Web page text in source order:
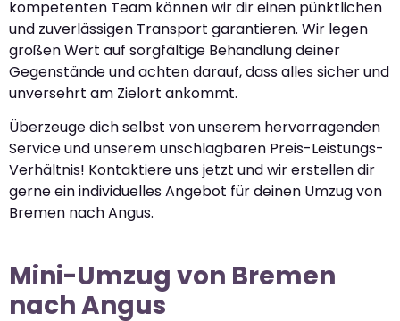
kompetenten Team können wir dir einen pünktlichen
und zuverlässigen Transport garantieren. Wir legen
großen Wert auf sorgfältige Behandlung deiner
Gegenstände und achten darauf, dass alles sicher und
unversehrt am Zielort ankommt.
Überzeuge dich selbst von unserem hervorragenden
Service und unserem unschlagbaren Preis-Leistungs-
Verhältnis! Kontaktiere uns jetzt und wir erstellen dir
gerne ein individuelles Angebot für deinen Umzug von
Bremen nach Angus.
Mini-Umzug von Bremen
nach Angus